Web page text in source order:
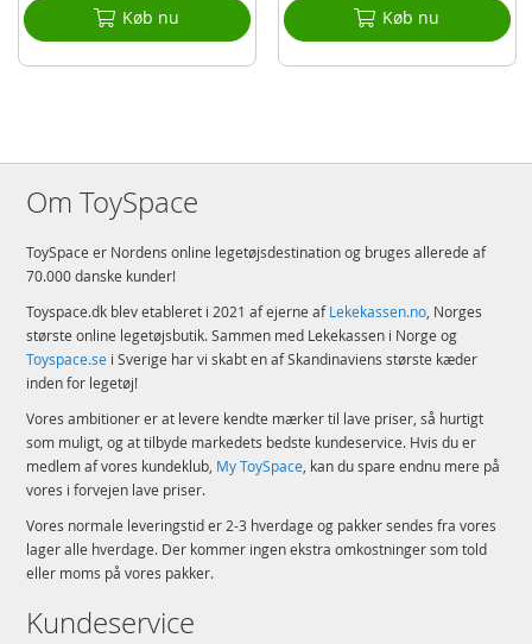
Køb nu Køb nu
Om ToySpace
ToySpace er Nordens online legetøjsdestination og bruges allerede af
70.000 danske kunder!
Toyspace.dk blev etableret i 2021 af ejerne afLekekassen.no, Norges
største online legetøjsbutik. Sammen med Lekekassen i Norge og
Toyspace.se i Sverige har vi skabt en af Skandinaviens største kæder
inden for legetøj!
Vores ambitioner er at levere kendte mærker til lave priser, så hurtigt
som muligt, og at tilbyde markedets bedste kundeservice. Hvis du er
medlem af vores kundeklub, My ToySpace, kan du spare endnu mere på
vores i forvejen lave priser.
Vores normale leveringstid er 2-3 hverdage og pakker sendes fra vores
lager alle hverdage. Der kommer ingen ekstra omkostninger som told
eller moms på vores pakker.
Kundeservice